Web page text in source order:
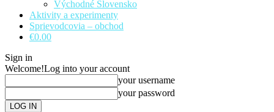
Východné Slovensko
Aktivity a experimenty
Sprievodcovia – obchod
€0.00
Sign in
Welcome!Log into your account
your username
your password